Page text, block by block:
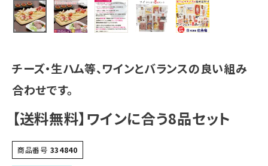
チーズ・生ハム等、ワインとバランスの良い組み
合わせです。
【送料無料】ワインに合う8品セット
商品番号 334840